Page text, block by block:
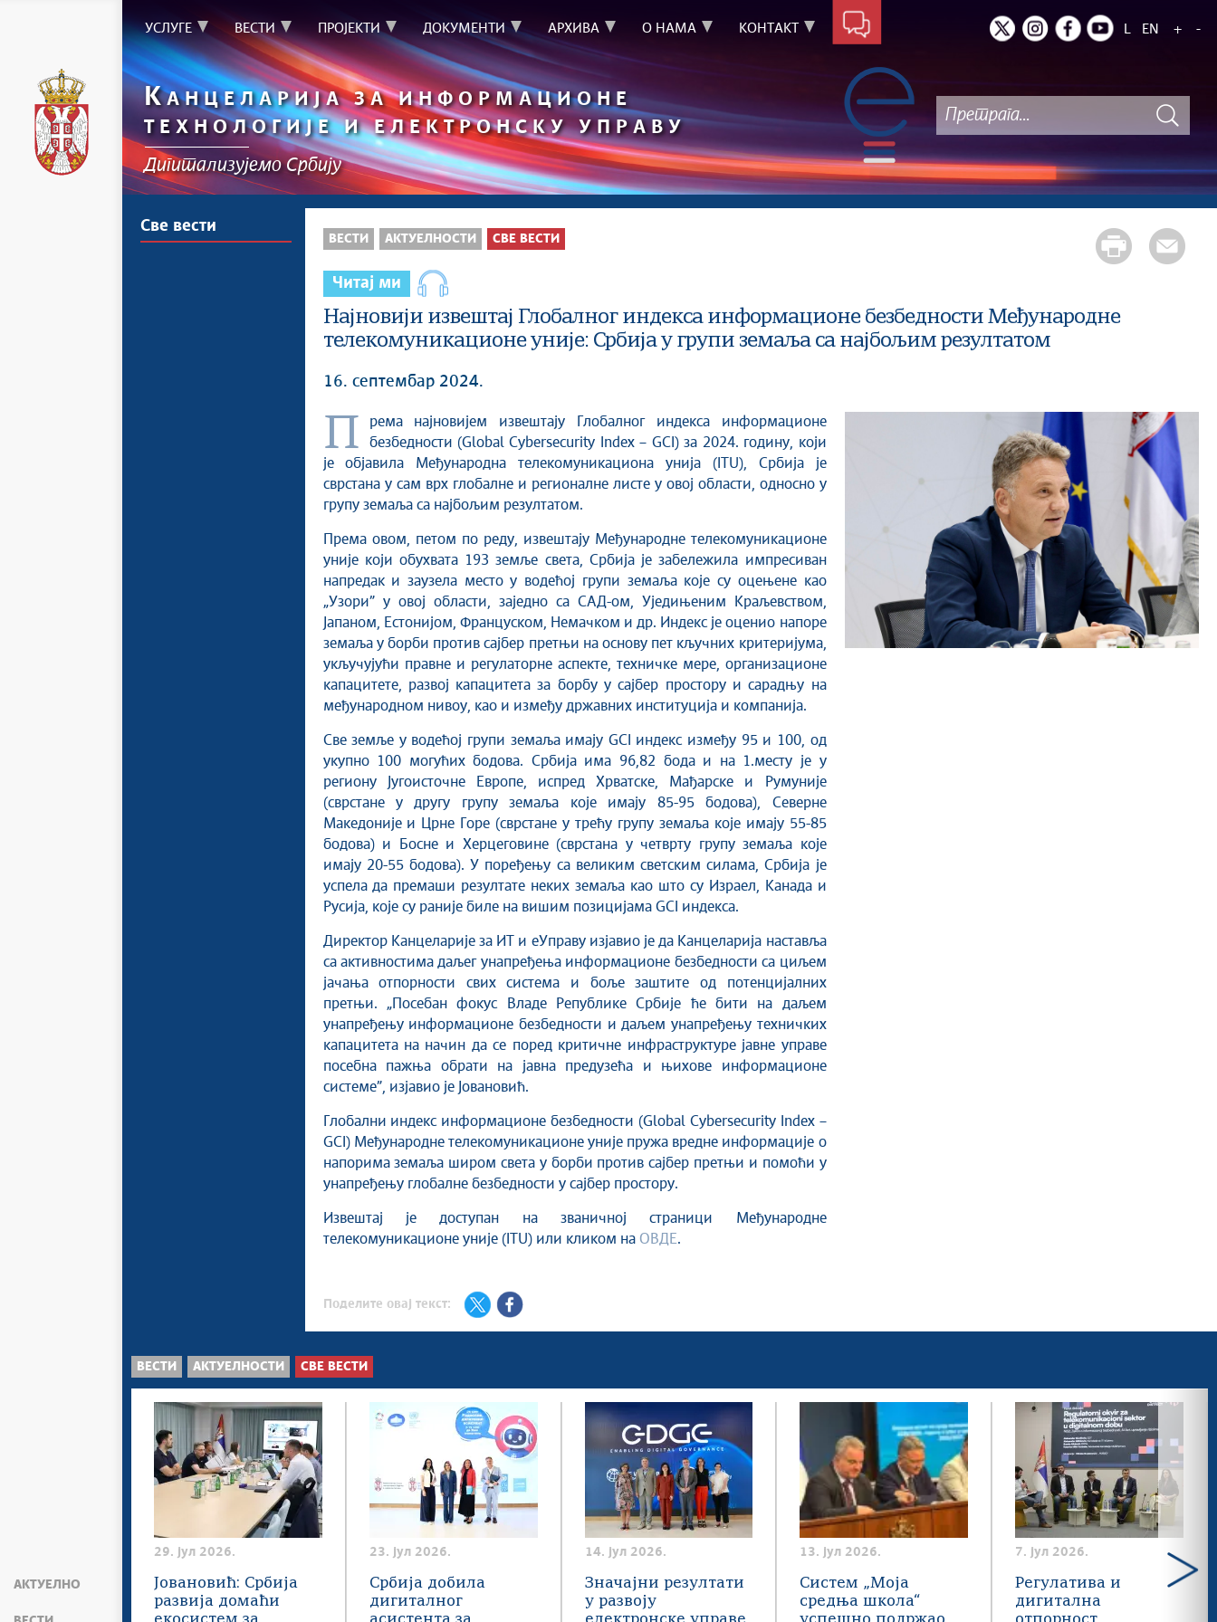
АКТУЕЛНО
УСЛУГЕ ВЕСТИ ПРОЈЕКТИ ДОКУМЕНТИ АРХИВА О НАМА КОНТАКТ L EN + -
КАНЦЕЛАРИЈА ЗА ИНФОРМАЦИОНЕ
ТЕХНОЛОГИЈЕ И ЕЛЕКТРОНСКУ УПРАВУ
Дигитализујемо Србију
Све вести
ВЕСТИ АКТУЕЛНОСТИ СВЕ ВЕСТИ
Читај ми
Најновији извештај Глобалног индекса информационе безбедности Међународне
телекомуникационе уније: Србија у групи земаља са најбољим резултатом
16. септембар 2024.
Према најновијем извештају Глобалног индекса информационе
безбедности (Global Cybersecurity Index – GCI) за 2024. годину, који
је објавила Међународна телекомуникациона унија (ITU), Србија је
сврстана у сам врх глобалне и регионалне листе у овој области, односно у
групу земаља са најбољим резултатом.
Према овом, петом по реду, извештају Међународне телекомуникационе
уније који обухвата 193 земље света, Србија је забележила импресиван
напредак и заузела место у водећој групи земаља које су оцењене као
„Узори” у овој области, заједно са САД-ом, Уједињеним Краљевством,
Јапаном, Естонијом, Француском, Немачком и др. Индекс је оценио напоре
земаља у борби против сајбер претњи на основу пет кључних критеријума,
укључујући правне и регулаторне аспекте, техничке мере, организационе
капацитете, развој капацитета за борбу у сајбер простору и сарадњу на
међународном нивоу, као и између државних институција и компанија.
Све земље у водећој групи земаља имају GCI индекс између 95 и 100, од
укупно 100 могућих бодова. Србија има 96,82 бодa и на 1.месту је у
региону Југоисточне Европе, испред Хрватске, Мађарске и Румуније
(сврстане у другу групу земаља које имају 85-95 бодова), Северне
Македоније и Црне Горе (сврстане у трећу групу земаља које имају 55-85
бодова) и Босне и Херцеговине (сврстана у четврту групу земаља које
имају 20-55 бодова). У поређењу са великим светским силама, Србија је
успела да премаши резултате неких земаља као што су Израел, Канада и
Русија, које су раније биле на вишим позицијама GCI индекса.
Директор Канцеларије за ИТ и еУправу изјавио је да Канцеларија наставља
са активностима даљег унапређења информационе безбедности са циљем
јачања отпорности свих система и боље заштите од потенцијалних
претњи. „Посебан фокус Владе Републике Србије ће бити на даљем
унапређењу информационе безбедности и даљем унапређењу техничких
капацитета на начин да се поред критичне инфраструктуре јавне управе
посебна пажња обрати на јавна предузећа и њихове информационе
системе”, изјавио је Јовановић.
Глoбални индекс информационе безбедности (Global Cybersecurity Index –
GCI) Међународне телекомуникационе уније пружа вредне информације о
напорима земаља широм света у борби против сајбер претњи и помоћи у
унапређењу глобалне безбедности у сајбер простору.
Извештај је доступан на званичној страници Међународне
телекомуникационе уније (ITU) или кликом на ОВДЕ.
Поделите овај текст:
ВЕСТИ АКТУЕЛНОСТИ СВЕ ВЕСТИ
29. јул 2026.
Јовановић: Србија
развија домаћи
23. јул 2026.
Србија добила
дигиталног
14. јул 2026.
Значајни резултати
у развоју
13. јул 2026.
Систем „Моја
средња школа“
7. јул 2026.
Регулатива и
дигитална